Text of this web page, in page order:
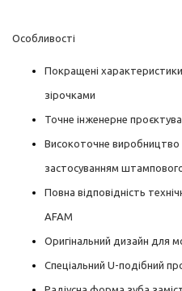
Особливості
Покращені
зірочками
Точне інженерне
Високоточне виробництво
застосуванням
Повна відповідність
AFAM
Оригінальний дизайн для
Спеціальний U-подібний